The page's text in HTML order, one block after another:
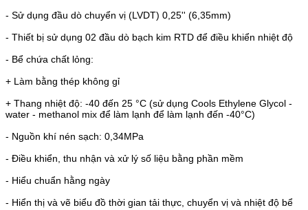
- Sử dụng đầu dò chuyển vị (LVDT) 0,25'' (6,35mm)
- Thiết bị sử dụng 02 đầu dò bạch kim RTD để điều khiển nhiệt độ
- Bể chứa chất lỏng:
+ Làm bằng thép không gỉ
+ Thang nhiệt độ: -40 đến 25 °C (sử dụng Cools Ethylene Glycol -
water - methanol mix để làm lạnh để làm lạnh đến -40°C)
- Nguồn khí nén sạch: 0,34MPa
- Điều khiển, thu nhận và xử lý số liệu bằng phần mềm
- Hiểu chuẩn hằng ngày
- Hiển thị và vẽ biểu đồ thời gian tải thực, chuyển vị và nhiệt độ bể